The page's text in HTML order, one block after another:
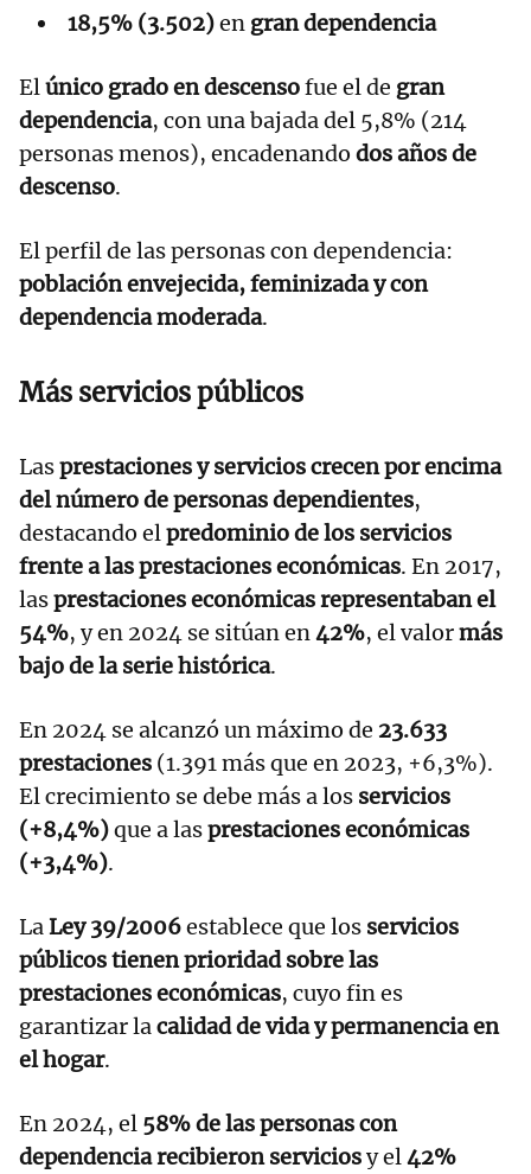
18,5% (3.502)en gran dependencia
Elúnico grado en descensofue el de gran
dependencia, con una bajada del 5,8% (214
personas menos), encadenando dos años de
descenso.
El perfil de las personas con dependencia:
población envejecida, feminizada y con
dependencia moderada.
Más servicios públicos
Lasprestaciones y servicios crecen por encima
del número de personas dependientes,
destacando elpredominio de los servicios
frente a las prestaciones económicas. En 2017,
lasprestaciones económicas representaban el
54%, y en 2024 se sitúan en42%, el valormás
bajo de la serie histórica.
En 2024 se alcanzó un máximo de 23.633
prestaciones (1.391 más que en 2023, +6,3%).
El crecimiento se debe más a los servicios
(+8,4%)que a lasprestaciones económicas
(+3,4%).
LaLey 39/2006establece que los servicios
públicos tienen prioridad sobre las
prestaciones económicas, cuyo fin es
garantizar lacalidad de vida y permanencia en
el hogar.
En 2024, el 58% de las personas con
dependencia recibieron serviciosy el42%